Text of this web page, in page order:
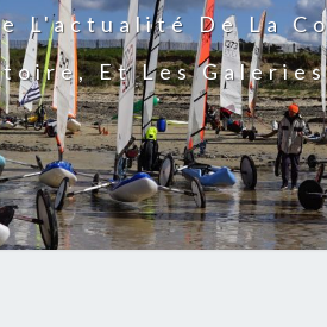
L'actualité De La
Et Les